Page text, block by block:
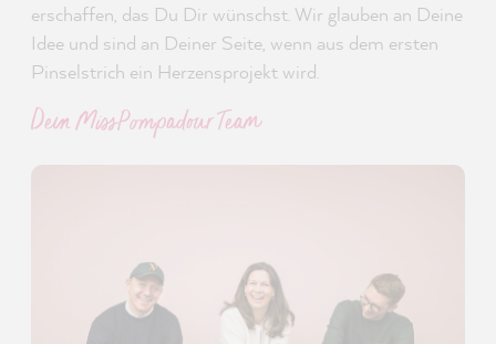
erschaffen, das Du Dir wünschst. Wir glauben an Deine
Idee und sind an Deiner Seite, wenn aus dem ersten
Pinselstrich ein Herzensprojekt wird.
Dein MissPompadour Team